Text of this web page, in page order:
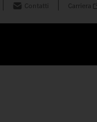
Contatti Carriera